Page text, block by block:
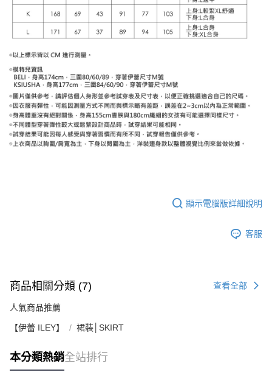
顯示電腦版詳細說明
客服
商品相關分類 (7) 查看全部
人氣商品推薦
【伊蕾 ILEY】 裙裝│SKIRT
本分類熱銷全站排行